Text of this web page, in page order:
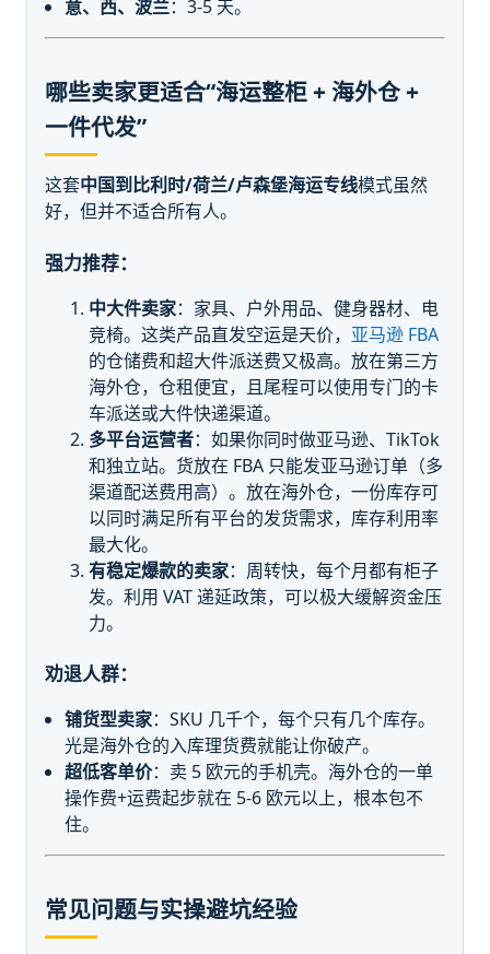
意、西、波兰：3-5 天。
哪些卖家更适合“海运整柜 + 海外仓 +
一件代发”
这套中国到比利时/荷兰/卢森堡海运专线模式虽然
好，但并不适合所有人。
强力推荐：
中大件卖家：家具、户外用品、健身器材、电
竞椅。这类产品直发空运是天价， 亚马逊 FBA
的仓储费和超大件派送费又极高。放在第三方
海外仓，仓租便宜，且尾程可以使用专门的卡
车派送或大件快递渠道。
多平台运营者：如果你同时做亚马逊、TikTok
和独立站。货放在 FBA 只能发亚马逊订单（多
渠道配送费用高）。放在海外仓，一份库存可
以同时满足所有平台的发货需求，库存利用率
最大化。
有稳定爆款的卖家：周转快，每个月都有柜子
发。利用 VAT 递延政策，可以极大缓解资金压
力。
劝退人群：
铺货型卖家：SKU 几千个，每个只有几个库存。
光是海外仓的入库理货费就能让你破产。
超低客单价：卖 5 欧元的手机壳。海外仓的一单
操作费+运费起步就在 5-6 欧元以上，根本包不
住。
常见问题与实操避坑经验